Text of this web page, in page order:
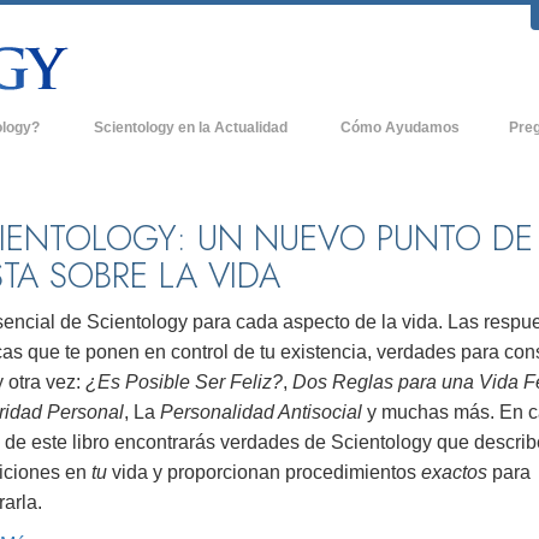
acerca de
de Scientology
es Grandeza?
Scientology en la Actualidad
Organizaciones Avanzadas
Freewinds
Llevando Scientology al Mundo
David Miscavige - Líder Eclesiástico de
Scientology
Cómo Ayudamos
La
UN NUEVO PUNTO DE
SOBRE LA VIDA
de Scientology para cada aspecto de la vida. Las
que te ponen en control de tu existencia, verdades para
otra vez: ¿Es Posible Ser Feliz?, Dos Reglas para una Vida
Personal, La Personalidad Antisocial y muchas más. En
de este libro encontrarás verdades de Scientology que
en tu vida y proporcionan procedimientos exactos para